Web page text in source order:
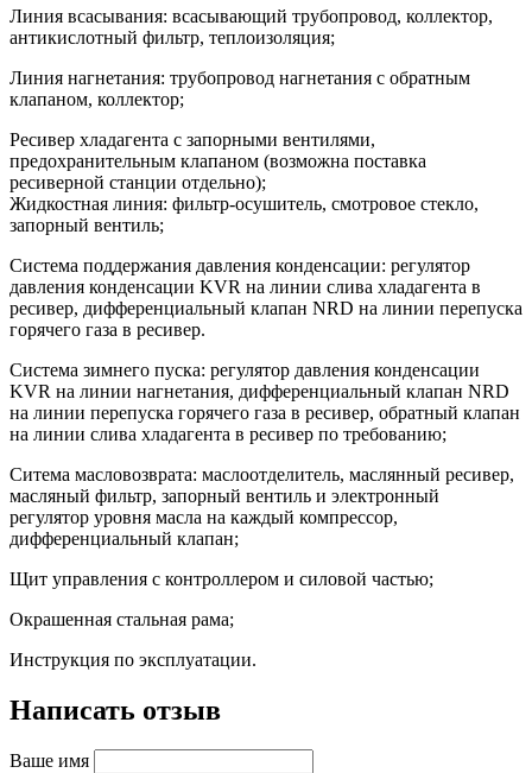
Линия всасывания: всасывающий трубопровод, коллектор,
антикислотный фильтр, теплоизоляция;
Линия нагнетания: трубопровод нагнетания с обратным
клапаном, коллектор;
Ресивер хладагента с запорными вентилями,
предохранительным клапаном (возможна поставка
ресиверной станции отдельно);
Жидкостная линия: фильтр-осушитель, смотровое стекло,
запорный вентиль;
Система поддержания давления конденсации: регулятор
давления конденсации KVR на линии слива хладагента в
ресивер, дифференциальный клапан NRD на линии перепуска
горячего газа в ресивер.
Cистема зимнего пуска: регулятор давления конденсации
KVR на линии нагнетания, дифференциальный клапан NRD
на линии перепуска горячего газа в ресивер, обратный клапан
на линии слива хладагента в ресивер по требованию;
Ситема масловозврата: маслоотделитель, маслянный ресивер,
масляный фильтр, запорный вентиль и электронный
регулятор уровня масла на каждый компрессор,
дифференциальный клапан;
Щит управления с контроллером и силовой частью;
Окрашенная стальная рама;
Инструкция по эксплуатации.
Написать отзыв
Ваше имя